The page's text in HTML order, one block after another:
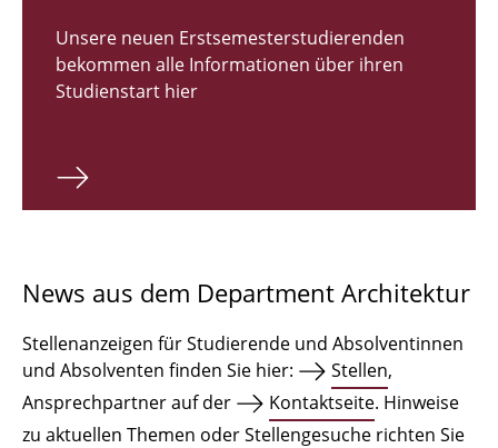
Bachelor Architektur
Master Architektur
Qualifikationsprofil
Institute
Einrichtungen
Unsere neuen Erstsemesterstudierenden
bekommen alle Informationen über ihren
Studienstart hier
News aus dem Department Architektur
Stellenanzeigen für Studierende und Absolventinnen
und Absolventen finden Sie hier:
Stellen,
Ansprechpartner auf der
Kontaktseite. Hinweise
zu aktuellen Themen oder Stellengesuche richten Sie